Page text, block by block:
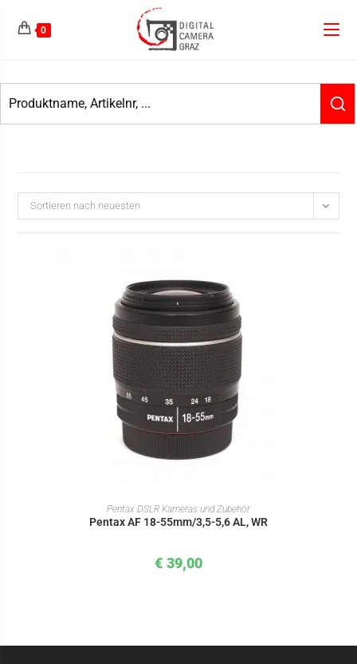
0
Sortieren nach neuesten
IN DEN WARENKORB
Pentax DSLR Kameras und Zubehör
Pentax AF 18-55mm/3,5-5,6 AL, WR
€ 39,00